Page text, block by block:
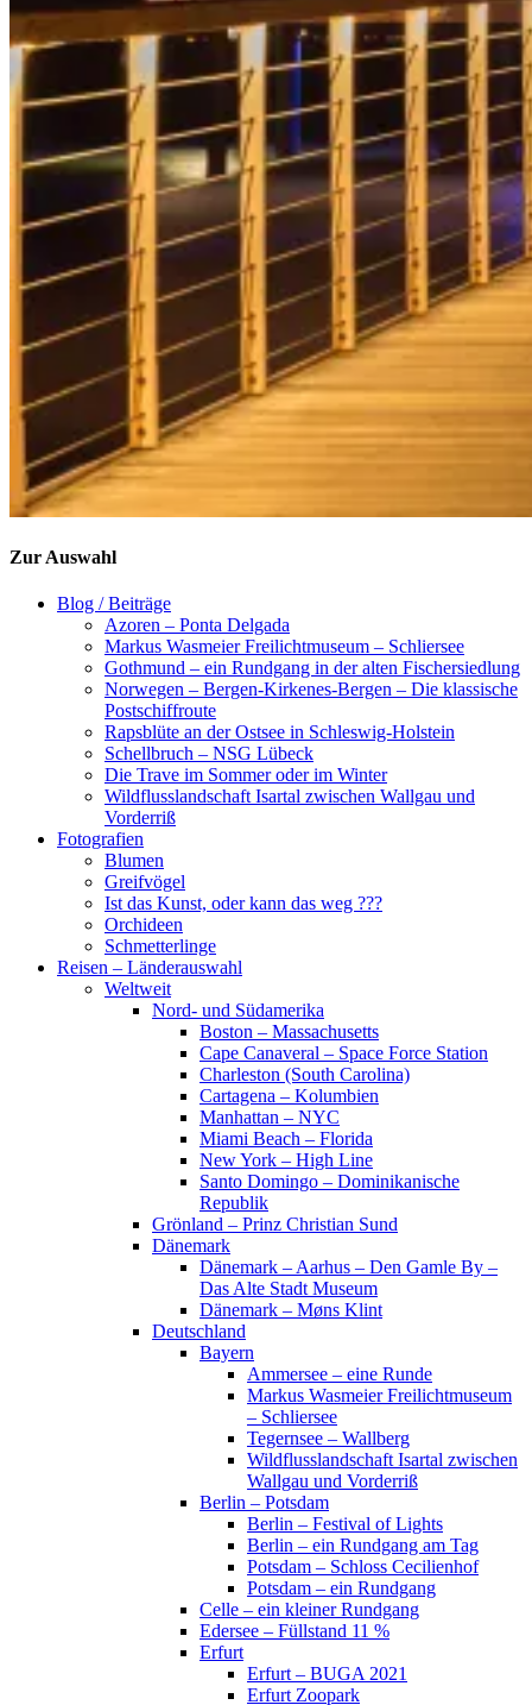
Zur Auswahl
Blog / Beiträge
Azoren – Ponta Delgada
Markus Wasmeier Freilichtmuseum – Schliersee
Gothmund – ein Rundgang in der alten Fischersiedlung
Norwegen – Bergen-Kirkenes-Bergen – Die klassische
Postschiffroute
Rapsblüte an der Ostsee in Schleswig-Holstein
Schellbruch – NSG Lübeck
Die Trave im Sommer oder im Winter
Wildflusslandschaft Isartal zwischen Wallgau und
Vorderriß
Fotografien
Blumen
Greifvögel
Ist das Kunst, oder kann das weg ???
Orchideen
Schmetterlinge
Reisen – Länderauswahl
Weltweit
Nord- und Südamerika
Boston – Massachusetts
Cape Canaveral – Space Force Station
Charleston (South Carolina)
Cartagena – Kolumbien
Manhattan – NYC
Miami Beach – Florida
New York – High Line
Santo Domingo – Dominikanische
Republik
Grönland – Prinz Christian Sund
Dänemark
Dänemark – Aarhus – Den Gamle By –
Das Alte Stadt Museum
Dänemark – Møns Klint
Deutschland
Bayern
Ammersee – eine Runde
Markus Wasmeier Freilichtmuseum
– Schliersee
Tegernsee – Wallberg
Wildflusslandschaft Isartal zwischen
Wallgau und Vorderriß
Berlin – Potsdam
Berlin – Festival of Lights
Berlin – ein Rundgang am Tag
Potsdam – Schloss Cecilienhof
Potsdam – ein Rundgang
Celle – ein kleiner Rundgang
Edersee – Füllstand 11 %
Erfurt
Erfurt – BUGA 2021
Erfurt Zoopark